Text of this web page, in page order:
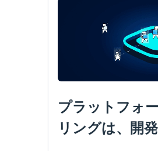
プラットフォ
リングは、開